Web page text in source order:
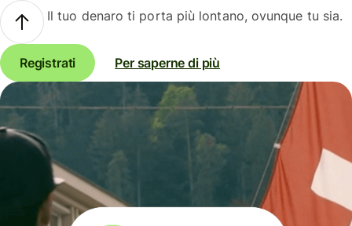
Il tuo denaro ti porta più lontano, ovunque tu sia.
Registrati Per saperne di più